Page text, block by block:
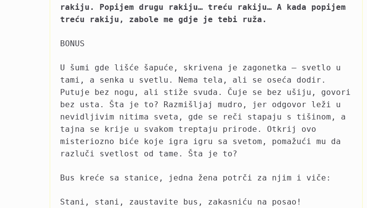
rakiju. Popijem drugu rakiju… treću rakiju… A kada popijem
treću rakiju, zabole me gdje je tebi ruža.
BONUS
U šumi gde lišće šapuće, skrivena je zagonetka – svetlo u
tami, a senka u svetlu. Nema tela, ali se oseća dodir.
Putuje bez nogu, ali stiže svuda. Čuje se bez ušiju, govori
bez usta. Šta je to? Razmišljaj mudro, jer odgovor leži u
nevidljivim nitima sveta, gde se reči stapaju s tišinom, a
tajna se krije u svakom treptaju prirode. Otkrij ovo
misteriozno biće koje igra igru sa svetom, pomažući mu da
razluči svetlost od tame. Šta je to?
Bus kreće sa stanice, jedna žena potrči za njim i viče:
Stani, stani, zaustavite bus, zakasniću na posao!